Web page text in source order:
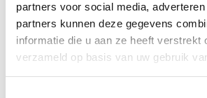
partners voor social media,
partners kunnen deze gegevens
informatie die u aan ze heeft verstrekt
verzameld op basis van uw gebruik
KIES EEN DOMEIN
Jouw vraag